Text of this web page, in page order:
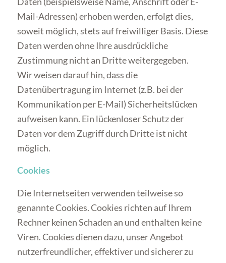
Mail-Adressen) erhoben werden, erfolgt dies,
soweit möglich, stets auf freiwilliger Basis. Diese
Daten werden ohne Ihre ausdrückliche
Zustimmung nicht an Dritte weitergegeben.
Wir weisen darauf hin, dass die
Datenübertragung im Internet (z.B. bei der
Kommunikation per E-Mail) Sicherheitslücken
aufweisen kann. Ein lückenloser Schutz der
Daten vor dem Zugriff durch Dritte ist nicht
möglich.
Cookies
Die Internetseiten verwenden teilweise so
genannte Cookies. Cookies richten auf Ihrem
Rechner keinen Schaden an und enthalten keine
Viren. Cookies dienen dazu, unser Angebot
nutzerfreundlicher, effektiver und sicherer zu